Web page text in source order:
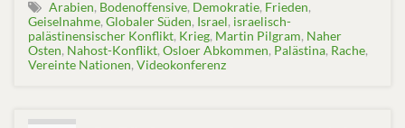
Arabien, Bodenoffensive, Demokratie, Frieden,
Geiselnahme, Globaler Süden, Israel, israelisch-
palästinensischer Konflikt, Krieg, Martin Pilgram, Naher
Osten, Nahost-Konflikt, Osloer Abkommen, Palästina, Rache,
Vereinte Nationen, Videokonferenz